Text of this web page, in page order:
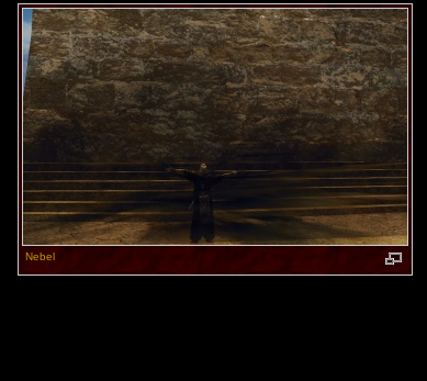
Nebel